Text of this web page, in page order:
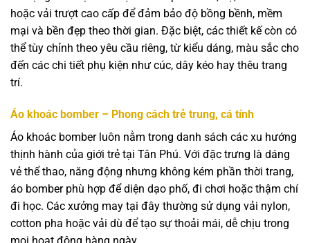
hoặc vải trượt cao cấp để đảm bảo độ bồng bềnh, mềm
mại và bền đẹp theo thời gian. Đặc biệt, các thiết kế còn có
thể tùy chỉnh theo yêu cầu riêng, từ kiểu dáng, màu sắc cho
đến các chi tiết phụ kiện như cúc, dây kéo hay thêu trang
trí.
Áo khoác bomber – Phong cách trẻ trung, cá tính
Áo khoác bomber luôn nằm trong danh sách các xu hướng
thịnh hành của giới trẻ tại Tân Phú. Với đặc trưng là dáng
vẻ thể thao, năng động nhưng không kém phần thời trang,
áo bomber phù hợp để diện dạo phố, đi chơi hoặc thậm chí
đi học. Các xưởng may tại đây thường sử dụng vải nylon,
cotton pha hoặc vải dù để tạo sự thoải mái, dễ chịu trong